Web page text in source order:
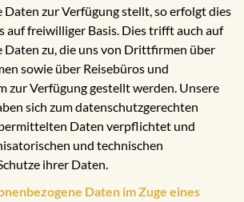
Daten zur Verfügung stellt, so erfolgt dies
auf freiwilliger Basis. Dies trifft auch auf
Daten zu, die uns von Drittfirmen über
sowie über Reisebüros und
zur Verfügung gestellt werden. Unsere
sich zum datenschutzgerechten
Daten verpflichtet und
und technischen
ihrer Daten.
Daten im Zuge eines